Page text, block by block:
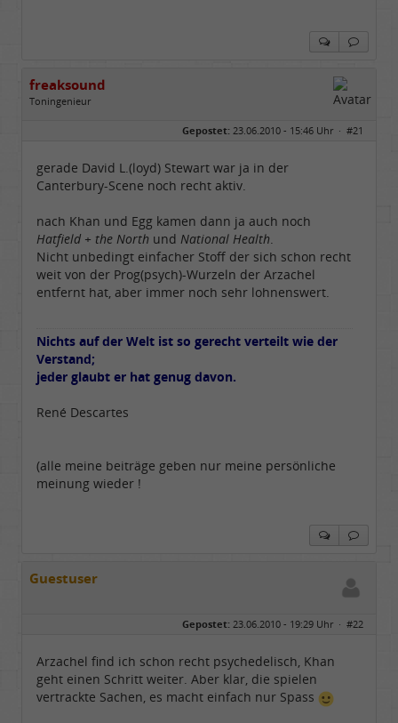
freaksound
Toningenieur
Dabei seit:
05 / 2006
Gepostet: 23.06.2010 - 15:46 Uhr · #21
gerade David L.(loyd) Stewart war ja in der
Canterbury-Scene noch recht aktiv.
nach Khan und Egg kamen dann ja auch noch
Hatfield + the North und National Health.
Nicht unbedingt einfacher Stoff der sich schon recht
weit von der Prog(psych)-Wurzeln der Arzachel
entfernt hat, aber immer noch sehr lohnenswert.
Nichts auf der Welt ist so gerecht verteilt wie der
Verstand;
jeder glaubt er hat genug davon.
René Descartes
(alle meine beiträge geben nur meine persönliche
meinung wieder !
Guestuser
Gepostet: 23.06.2010 - 19:29 Uhr · #22
Arzachel find ich schon recht psychedelisch, Khan
geht einen Schritt weiter. Aber klar, die spielen
vertrackte Sachen, es macht einfach nur Spass